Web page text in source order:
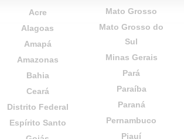
Acre
Alagoas
Amapá
Amazonas
Bahia
Ceará
Distrito Federal
Espírito Santo
Mato Grosso
Mato Grosso do
Sul
Minas Gerais
Pará
Paraíba
Paraná
Pernambuco
Piauí